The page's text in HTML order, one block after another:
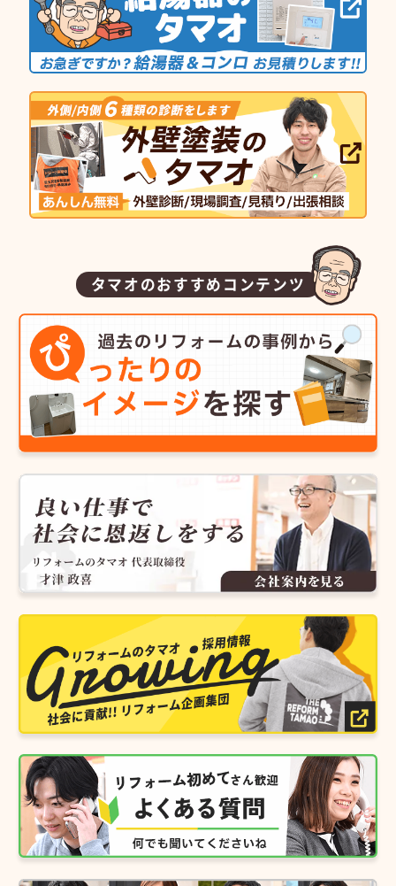
タマオのおすすめコンテンツ